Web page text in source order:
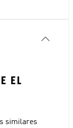
EL
similares